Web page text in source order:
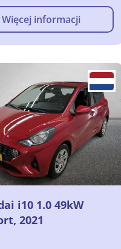
Więcej informacji
i10 1.0 49kW
2021